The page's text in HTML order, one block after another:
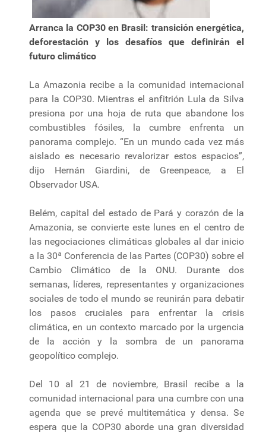
Arranca la COP30 en Brasil: transición energética,
deforestación y los desafíos que definirán el
futuro climático
La Amazonia recibe a la comunidad internacional
para la COP30. Mientras el anfitrión Lula da Silva
presiona por una hoja de ruta que abandone los
combustibles fósiles, la cumbre enfrenta un
panorama complejo. “En un mundo cada vez más
aislado es necesario revalorizar estos espacios”,
dijo Hernán Giardini, de Greenpeace, a El
Observador USA.
Belém, capital del estado de Pará y corazón de la
Amazonia, se convierte este lunes en el centro de
las negociaciones climáticas globales al dar inicio
a la 30ª Conferencia de las Partes (COP30) sobre el
Cambio Climático de la ONU. Durante dos
semanas, líderes, representantes y organizaciones
sociales de todo el mundo se reunirán para debatir
los pasos cruciales para enfrentar la crisis
climática, en un contexto marcado por la urgencia
de la acción y la sombra de un panorama
geopolítico complejo.
Del 10 al 21 de noviembre, Brasil recibe a la
comunidad internacional para una cumbre con una
agenda que se prevé multitemática y densa. Se
espera que la COP30 aborde una gran diversidad